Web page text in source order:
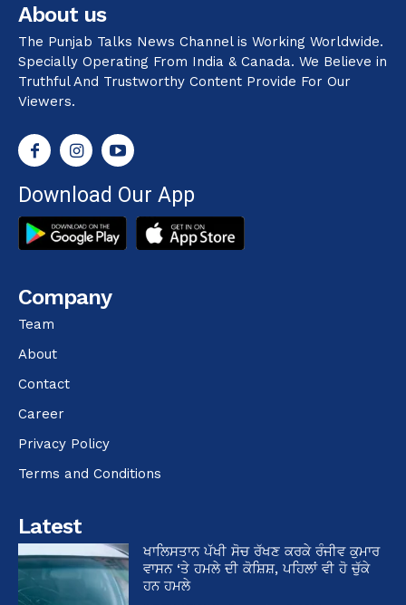
About us
The Punjab Talks News Channel is Working Worldwide.
Specially Operating From India & Canada. We Believe in
Truthful And Trustworthy Content Provide For Our
Viewers.
Download Our App
Company
Team
About
Contact
Career
Privacy Policy
Terms and Conditions
Latest
ਖਾਲਿਸਤਾਨ ਪੱਖੀ ਸੋਚ ਰੱਖਣ ਕਰਕੇ ਰੰਜੀਵ ਕੁਮਾਰ
ਵਾਸਨ ‘ਤੇ ਹਮਲੇ ਦੀ ਕੋਸ਼ਿਸ਼, ਪਹਿਲਾਂ ਵੀ ਹੋ ਚੁੱਕੇ
ਹਨ ਹਮਲੇ